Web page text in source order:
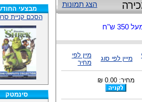
מבצעי
הסכם קניית
סינמטק
הצג תמונות
ש"ח
מייין לפי סוג
מיין לפי
מחיר
מחיר: 0.00 ₪